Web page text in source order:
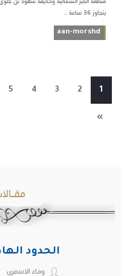
يتجاوز 36 ساعة ...
aan-morshd
1
2
3
4
5
»
الحدود
وفاء الاسمري